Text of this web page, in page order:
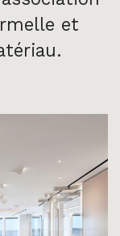
et